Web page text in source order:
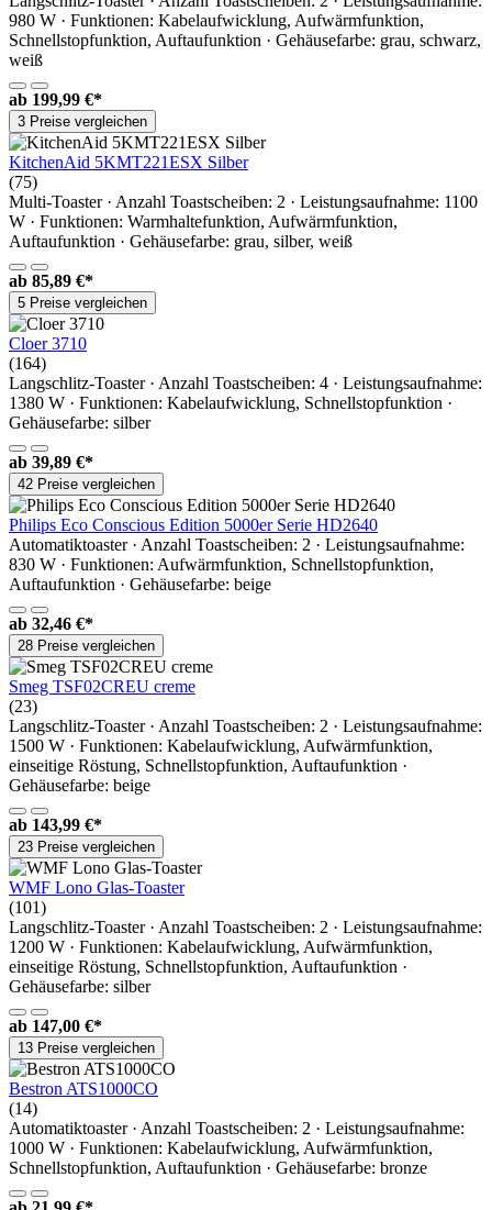
980 W · Funktionen: Kabelaufwicklung, Aufwärmfunktion,
Schnellstopfunktion, Auftaufunktion · Gehäusefarbe: grau, schwarz,
weiß
ab 199,99 €*
3 Preise vergleichen
KitchenAid 5KMT221ESX Silber
(75)
Multi-Toaster · Anzahl Toastscheiben: 2 · Leistungsaufnahme: 1100
W · Funktionen: Warmhaltefunktion, Aufwärmfunktion,
Auftaufunktion · Gehäusefarbe: grau, silber, weiß
ab 85,89 €*
5 Preise vergleichen
Cloer 3710
(164)
Langschlitz-Toaster · Anzahl Toastscheiben: 4 · Leistungsaufnahme:
1380 W · Funktionen: Kabelaufwicklung, Schnellstopfunktion ·
Gehäusefarbe: silber
ab 39,89 €*
42 Preise vergleichen
Philips Eco Conscious Edition 5000er Serie HD2640
Automatiktoaster · Anzahl Toastscheiben: 2 · Leistungsaufnahme:
830 W · Funktionen: Aufwärmfunktion, Schnellstopfunktion,
Auftaufunktion · Gehäusefarbe: beige
ab 32,46 €*
28 Preise vergleichen
Smeg TSF02CREU creme
(23)
Langschlitz-Toaster · Anzahl Toastscheiben: 2 · Leistungsaufnahme:
1500 W · Funktionen: Kabelaufwicklung, Aufwärmfunktion,
einseitige Röstung, Schnellstopfunktion, Auftaufunktion ·
Gehäusefarbe: beige
ab 143,99 €*
23 Preise vergleichen
WMF Lono Glas-Toaster
(101)
Langschlitz-Toaster · Anzahl Toastscheiben: 2 · Leistungsaufnahme:
1200 W · Funktionen: Kabelaufwicklung, Aufwärmfunktion,
einseitige Röstung, Schnellstopfunktion, Auftaufunktion ·
Gehäusefarbe: silber
ab 147,00 €*
13 Preise vergleichen
Bestron ATS1000CO
(14)
Automatiktoaster · Anzahl Toastscheiben: 2 · Leistungsaufnahme:
1000 W · Funktionen: Kabelaufwicklung, Aufwärmfunktion,
Schnellstopfunktion, Auftaufunktion · Gehäusefarbe: bronze